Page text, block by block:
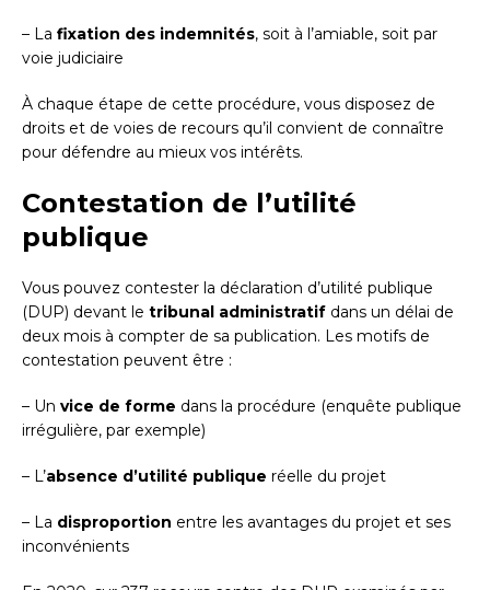
– La fixation des indemnités, soit à l’amiable, soit par
voie judiciaire
À chaque étape de cette procédure, vous disposez de
droits et de voies de recours qu’il convient de connaître
pour défendre au mieux vos intérêts.
Contestation de l’utilité
publique
Vous pouvez contester la déclaration d’utilité publique
(DUP) devant le tribunal administratif dans un délai de
deux mois à compter de sa publication. Les motifs de
contestation peuvent être :
– Un vice de forme dans la procédure (enquête publique
irrégulière, par exemple)
– L’absence d’utilité publique réelle du projet
– La disproportion entre les avantages du projet et ses
inconvénients